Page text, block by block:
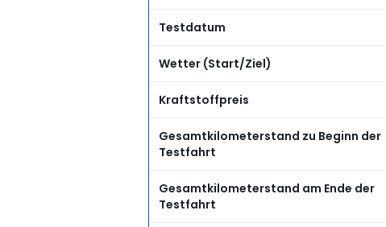
Testdatum
Wetter (Start/Ziel)
Kraftstoffpreis
Gesamtkilometerstand zu Beginn der
Testfahrt
Gesamtkilometerstand am Ende der
Testfahrt